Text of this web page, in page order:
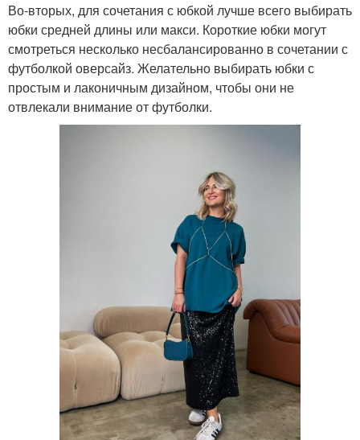
Во-вторых, для сочетания с юбкой лучше всего выбирать
юбки средней длины или макси. Короткие юбки могут
смотреться несколько несбалансированно в сочетании с
футболкой оверсайз. Желательно выбирать юбки с
простым и лаконичным дизайном, чтобы они не
отвлекали внимание от футболки.